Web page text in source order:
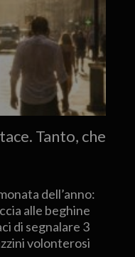
Tanto, che
dell’anno:
alle beghine
di segnalare 3
volonterosi